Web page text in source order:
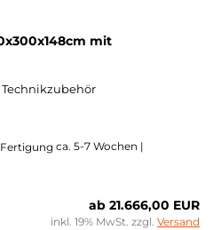
mit
Technikzubehör
ca. 5-7 Wochen |
ab 21.666,00 EUR
inkl. 19% MwSt. zzgl. Versand